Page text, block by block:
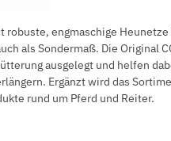
robuste, engmaschige
als Sondermaß. Die Original
ausgelegt und helfen
Ergänzt wird das
rund um Pferd und Reiter.